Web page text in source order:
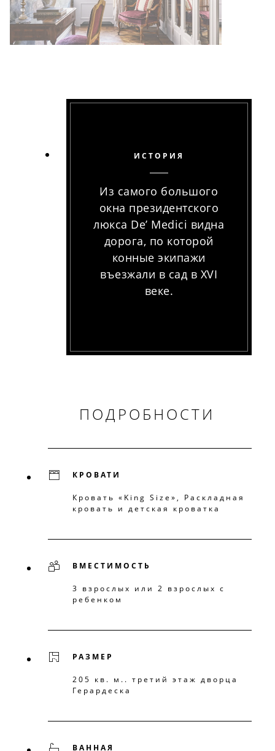
ИСТОРИЯ
Из самого большого
окна президентского
люкса De’ Medici видна
дорога, по которой
конные экипажи
въезжали в сад в XVI
веке.
ПОДРОБНОСТИ
КРОВАТИ
Кровать «King Size», Раскладная
кровать и детская кроватка
ВМЕСТИМОСТЬ
3 взрослых или 2 взрослых с
ребенком
РАЗМЕР
205 кв. м.. третий этаж дворца
Герардеска
ВАННАЯ